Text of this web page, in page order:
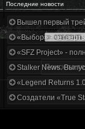
Последние новости
1.3.5.ООП.МА.К.
Вышел первый
«Выбор» -
«SFZ Project» -
Stalker News.
«Legend Returns
Создатели «True